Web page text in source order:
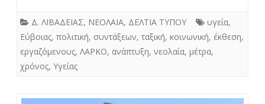
Δ. ΛΙΒΑΔΕΙΑΣ, ΝΕΟΛΑΙΑ, ΔΕΛΤΙΑ ΤΥΠΟΥ υγεία,
Εύβοιας, πολιτική, συντάξεων, ταξική, κοινωνική, έκθεση,
εργαζόμενους, ΛΑΡΚΟ, ανάπτυξη, νεολαία, μέτρα,
χρόνος, Υγείας